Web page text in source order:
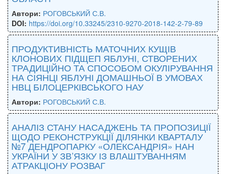
Автори: РОГОВСЬКИЙ С.В.
DOI: https://doi.org/10.33245/2310-9270-2018-142-2-79-89
ПРОДУКТИВНІСТЬ МАТОЧНИХ КУЩІВ
КЛОНОВИХ ПІДЩЕП ЯБЛУНІ, СТВОРЕНИХ
ТРАДИЦІЙНО ТА СПОСОБОМ ОКУЛІРУВАННЯ
НА СІЯНЦІ ЯБЛУНІ ДОМАШНЬОЇ В УМОВАХ
НВЦ БІЛОЦЕРКІВСЬКОГО НАУ
Автори: РОГОВСЬКИЙ С.В.
АНАЛІЗ СТАНУ НАСАДЖЕНЬ ТА ПРОПОЗИЦІЇ
ЩОДО РЕКОНСТРУКЦІЇ ДІЛЯНКИ КВАРТАЛУ
№7 ДЕНДРОПАРКУ «ОЛЕКСАНДРІЯ» НАН
УКРАЇНИ У ЗВ’ЯЗКУ ІЗ ВЛАШТУВАННЯМ
АТРАКЦІОНУ РОЗВАГ